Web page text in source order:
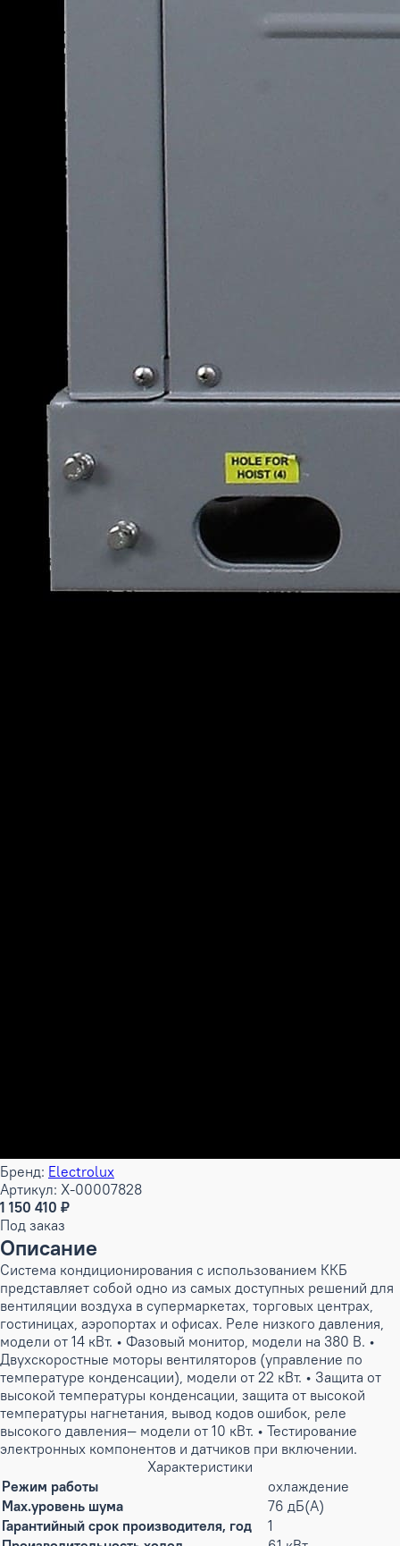
Бренд: Electrolux
Артикул: X-00007828
1 150 410 ₽
Под заказ
Описание
Система кондиционирования с использованием ККБ
представляет собой одно из самых доступных решений для
вентиляции воздуха в супермаркетах, торговых центрах,
гостиницах, аэропортах и офисах. Реле низкого давления,
модели от 14 кВт. • Фазовый монитор, модели на 380 В. •
Двухскоростные моторы вентиляторов (управление по
температуре конденсации), модели от 22 кВт. • Защита от
высокой температуры конденсации, защита от высокой
температуры нагнетания, вывод кодов ошибок, реле
высокого давления— модели от 10 кВт. • Тестирование
электронных компонентов и датчиков при включении.
Характеристики
Режим работы
охлаждение
Max.уровень шума
76 дБ(А)
Гарантийный срок производителя, год
1